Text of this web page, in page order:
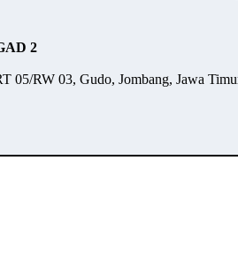
2
05/RW 03, Gudo, Jombang, Jawa